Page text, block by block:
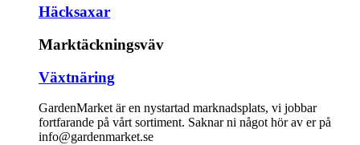
Häcksaxar
Marktäckningsväv
Växtnäring
GardenMarket är en nystartad marknadsplats, vi jobbar
fortfarande på vårt sortiment. Saknar ni något hör av er på
info@gardenmarket.se